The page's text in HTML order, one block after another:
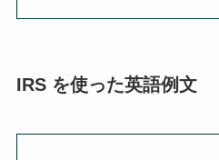
IRS を使った英語例文